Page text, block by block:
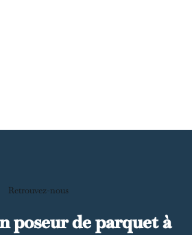
Retrouvez-nous
poseur de parquet à